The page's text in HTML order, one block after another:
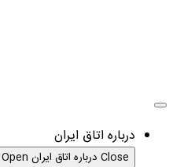
درباره اتاق ایران
Close درباره اتاق ایران Open درباره اتاق ایران